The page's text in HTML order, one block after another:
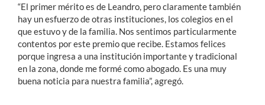
“El primer mérito es de Leandro, pero claramente también
hay un esfuerzo de otras instituciones, los colegios en el
que estuvo y de la familia. Nos sentimos particularmente
contentos por este premio que recibe. Estamos felices
porque ingresa a una institución importante y tradicional
en la zona, donde me formé como abogado. Es una muy
buena noticia para nuestra familia”, agregó.